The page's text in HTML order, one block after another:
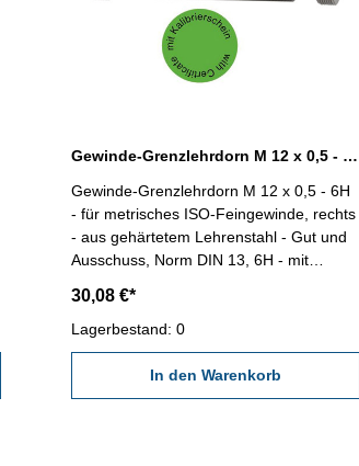
Gewinde-Grenzlehrdorn M 12 x 0,5 - 6H DIN 13
Gewinde-Grenzlehrdorn M 12 x 0,5 - 6H
- für metrisches ISO-Feingewinde, rechts
- aus gehärtetem Lehrenstahl - Gut und
Ausschuss, Norm DIN 13, 6H - mit
30,08 €*
Lagerbestand: 0
In den Warenkorb